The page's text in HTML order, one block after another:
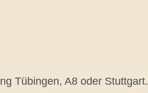
Tübingen, A8 oder Stuttgart.